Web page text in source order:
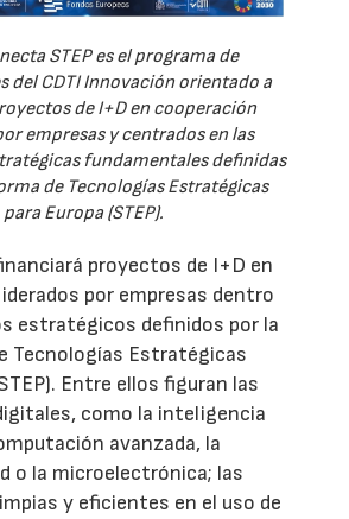
STEP es el programa de
del CDTI Innovación orientado a
de I+D en cooperación
empresas y centrados en las
fundamentales definidas
de Tecnologías Estratégicas
para Europa (STEP).
proyectos de I+D en
por empresas dentro
estratégicos definidos por la
Tecnologías Estratégicas
Entre ellos figuran las
como la inteligencia
avanzada, la
o la microelectrónica; las
y eficientes en el uso de